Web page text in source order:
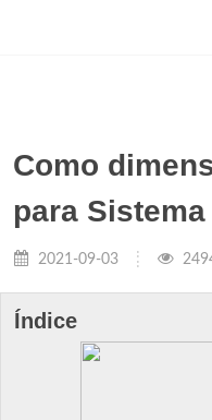
Como
para
2021-09-03
Índice